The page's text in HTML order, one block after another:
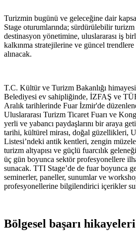
Turizmin bugünü ve geleceğine dair
Stage oturumlarında; sürdürülebilir turizm
destinasyon yönetimine, uluslararası iş
kalkınma stratejilerine ve güncel
alınacak.
T.C. Kültür ve Turizm Bakanlığı
Belediyesi ev sahipliğinde, İZFAŞ ve
Aralık tarihlerinde Fuar İzmir'de
Uluslararası Turizm Ticaret Fuarı ve
yerli ve yabancı paydaşlarını bir araya
tarihi, kültürel mirası, doğal güzellikleri,
Listesi’ndeki antik kentleri, zengin
turizm altyapısı ve güçlü fuarcılık
üç gün boyunca sektör profesyonellere
sunacak. TTI Stage’de de fuar boyunca
seminerler, paneller, sunumlar ve
profesyonellerine bilgilendirici içerikler
Bölgesel başarı